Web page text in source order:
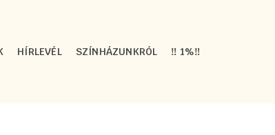
HÍRLEVÉL SZÍNHÁZUNKRÓL ‼️ 1%‼️